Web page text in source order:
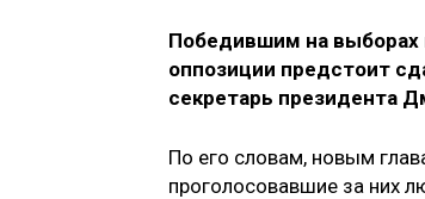
Победившим на выборах
оппозиции предстоит
секретарь президента
По его словам, новым
проголосовавшие за них